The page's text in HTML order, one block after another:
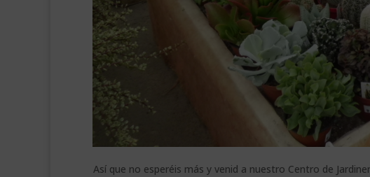
Así que no esperéis más y venid a nuestro Centro de